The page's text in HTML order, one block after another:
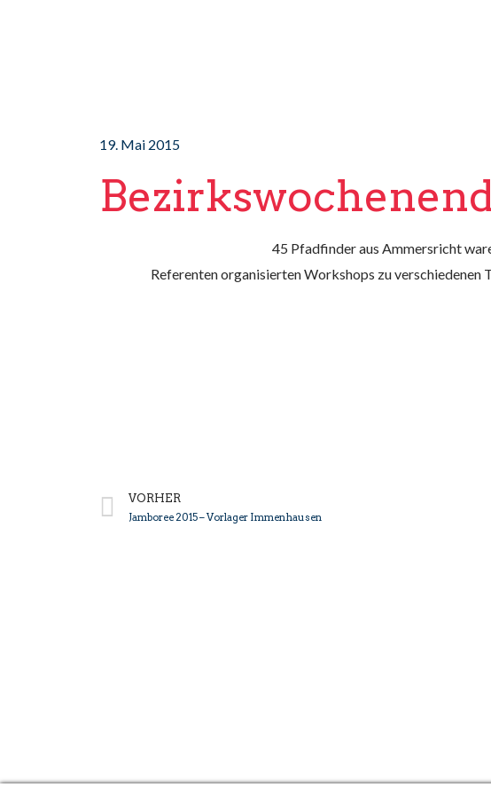
19. Mai 2015
45 Pfadfinder aus Ammersricht
Referenten organisierten Workshops zu
VORHER
Jamboree 2015 – Vorlager Immenhausen